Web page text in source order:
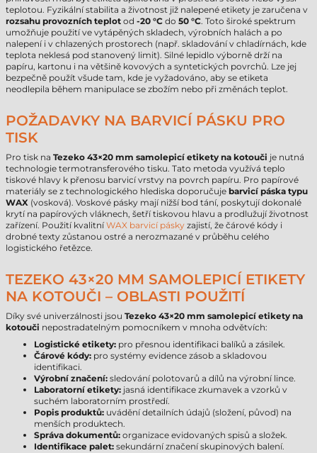
teplotou. Fyzikální stabilita a životnost již nalepené etikety je zaručena v
rozsahu provozních teplot od -20 °C do 50 °C. Toto široké spektrum
umožňuje použití ve vytápěných skladech, výrobních halách a po
nalepení i v chlazených prostorech (např. skladování v chladírnách, kde
teplota neklesá pod stanovený limit). Silné lepidlo výborně drží na
papíru, kartonu i na většině kovových a syntetických povrchů. Lze jej
bezpečně použít všude tam, kde je vyžadováno, aby se etiketa
neodlepila během manipulace se zbožím nebo při změnách teplot.
POŽADAVKY NA BARVICÍ PÁSKU PRO
TISK
Pro tisk na Tezeko 43×20 mm samolepicí etikety na kotouči je nutná
technologie termotransferového tisku. Tato metoda využívá teplo
tiskové hlavy k přenosu barvicí vrstvy na povrch papíru. Pro papírové
materiály se z technologického hlediska doporučuje barvicí páska typu
WAX (vosková). Voskové pásky mají nižší bod tání, poskytují dokonalé
krytí na papírových vláknech, šetří tiskovou hlavu a prodlužují životnost
zařízení. Použití kvalitníWAX barvicí pásky zajistí, že čárové kódy i
drobné texty zůstanou ostré a nerozmazané v průběhu celého
logistického řetězce.
TEZEKO 43×20 MM SAMOLEPICÍ ETIKETY
NA KOTOUČI – OBLASTI POUŽITÍ
Díky své univerzálnosti jsou Tezeko 43×20 mm samolepicí etikety na
kotouči nepostradatelným pomocníkem v mnoha odvětvích:
Logistické etikety: pro přesnou identifikaci balíků a zásilek.
Čárové kódy: pro systémy evidence zásob a skladovou
identifikaci.
Výrobní značení: sledování polotovarů a dílů na výrobní lince.
Laboratorní etikety: jasná identifikace zkumavek a vzorků v
suchém laboratorním prostředí.
Popis produktů: uvádění detailních údajů (složení, původ) na
menších produktech.
Správa dokumentů: organizace evidovaných spisů a složek.
Identifikace palet: sekundární značení skupinových balení.